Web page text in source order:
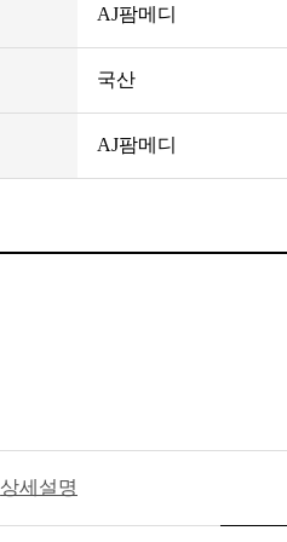
AJ팜메디
국산
AJ팜메디
상세설명